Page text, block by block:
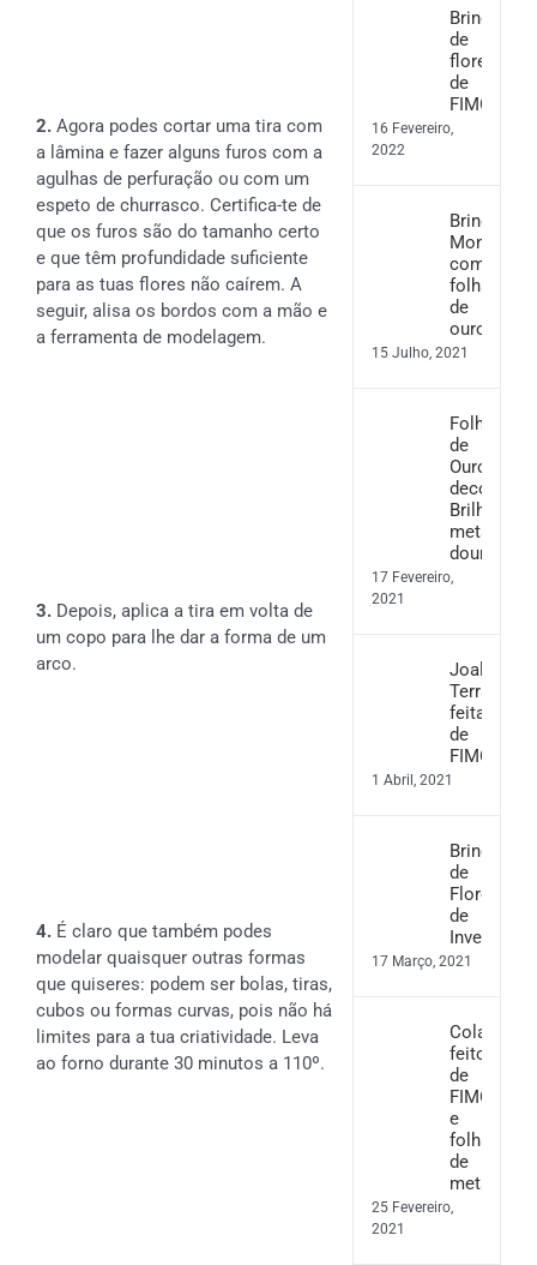
2. Agora podes cortar uma tira com
a lâmina e fazer alguns furos com a
agulhas de perfuração ou com um
espeto de churrasco. Certifica-te de
que os furos são do tamanho certo
e que têm profundidade suficiente
para as tuas flores não caírem. A
seguir, alisa os bordos com a mão e
a ferramenta de modelagem.
3. Depois, aplica a tira em volta de
um copo para lhe dar a forma de um
arco.
4. É claro que também podes
modelar quaisquer outras formas
que quiseres: podem ser bolas, tiras,
cubos ou formas curvas, pois não há
limites para a tua criatividade. Leva
ao forno durante 30 minutos a 110º.
Brincos
de
flores
de
FIMO
16 Fevereiro,
2022
Brincos
Monstera
com
folha
de
ouro
15 Julho, 2021
Folha
de
Ouro
decorativo
Brilho
metálico
dourado
17 Fevereiro,
2021
Joalharia
Terrazzo
feita
de
FIMO
1 Abril, 2021
Brincos
de
Flores
de
Inverno
17 Março, 2021
Colar
feito
de
FIMO
e
folha
de
metal
25 Fevereiro,
2021